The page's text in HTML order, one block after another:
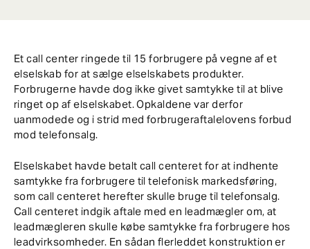
Et call center ringede til 15 forbrugere på vegne af et
elselskab for at sælge elselskabets produkter.
Forbrugerne havde dog ikke givet samtykke til at blive
ringet op af elselskabet. Opkaldene var derfor
uanmodede og i strid med forbrugeraftalelovens forbud
mod telefonsalg.
Elselskabet havde betalt call centeret for at indhente
samtykke fra forbrugere til telefonisk markedsføring,
som call centeret herefter skulle bruge til telefonsalg.
Call centeret indgik aftale med en leadmægler om, at
leadmægleren skulle købe samtykke fra forbrugere hos
leadvirksomheder. En sådan flerleddet konstruktion er